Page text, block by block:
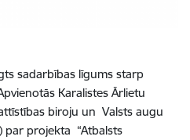
sadarbības līgums starp
Karalistes Ārlietu
biroju un Valsts augu
par projekta “Atbalsts